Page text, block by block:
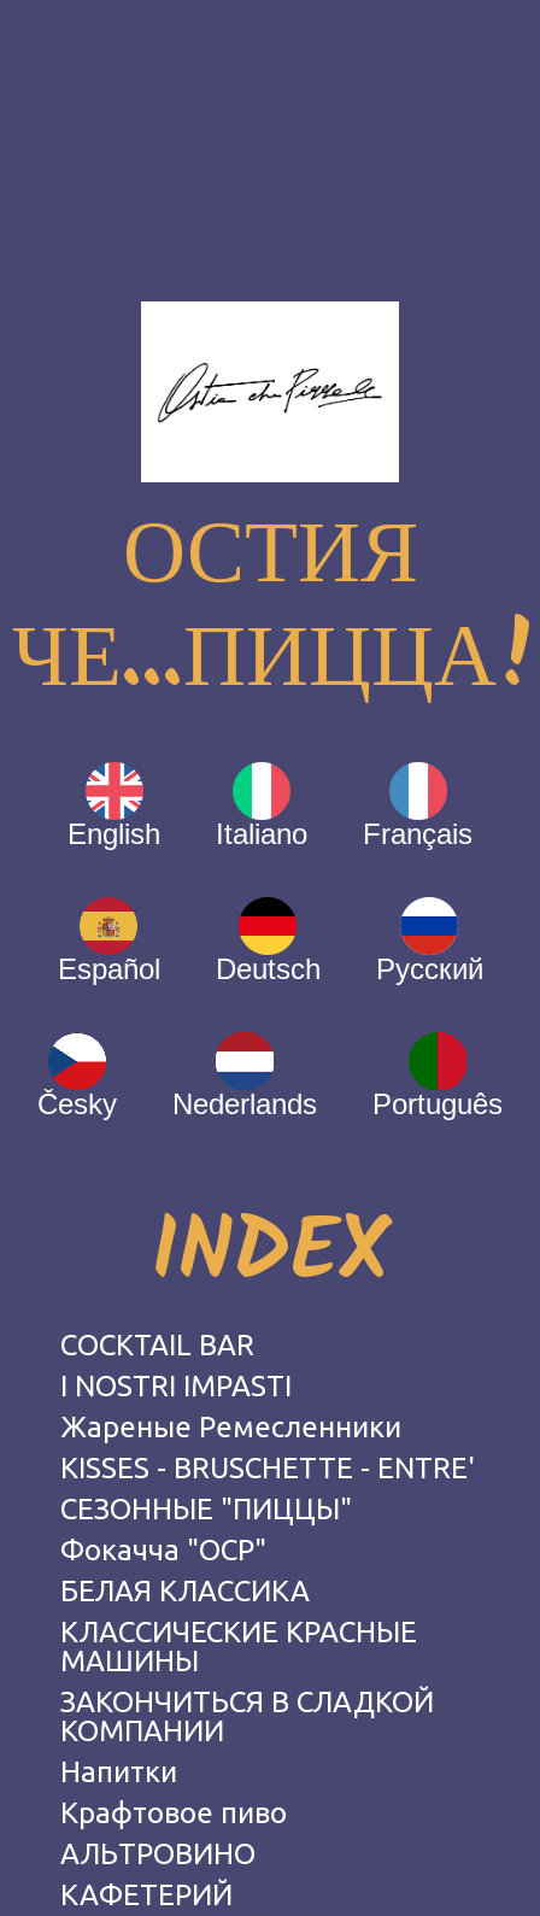
ОСТИЯ
ЧЕ...ПИЦЦА!
English Italiano Français
Español Deutsch Русский
Česky Nederlands Português
INDEX
COCKTAIL BAR
I NOSTRI IMPASTI
Жареные Ремесленники
KISSES - BRUSCHETTE - ENTRE'
СЕЗОННЫЕ "ПИЦЦЫ"
Фокачча "OCP"
БЕЛАЯ КЛАССИКА
КЛАССИЧЕСКИЕ КРАСНЫЕ
МАШИНЫ
ЗАКОНЧИТЬСЯ В СЛАДКОЙ
КОМПАНИИ
Hапитки
Крафтовое пиво
АЛЬТРОВИНО
КАФЕТЕРИЙ